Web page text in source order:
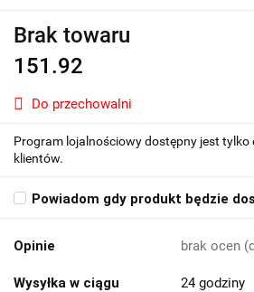
Brak towaru
151.92
Do przechowalni
Program lojalnościowy dostępny jest tylko
klientów.
Powiadom gdy produkt będzie
Opinie brak ocen
Wysyłka w ciągu 24 godziny